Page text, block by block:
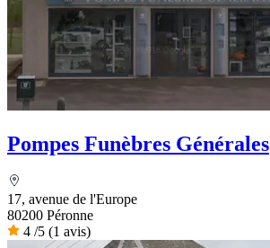
Pompes Funèbres Générales
17, avenue de l'Europe
80200 Péronne
4 /5 (1 avis)